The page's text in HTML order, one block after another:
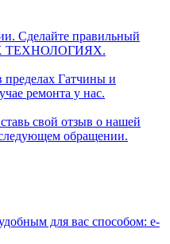
Сделайте правильный
ТЕХНОЛОГИЯХ.
пределах Гатчины и
ремонта у нас.
свой отзыв о нашей
обращении.
для вас способом: e-